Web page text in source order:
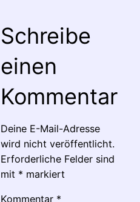
Schreibe
einen
Kommentar
Deine E-Mail-Adresse
wird nicht veröffentlicht.
Erforderliche Felder sind
mit * markiert
Kommentar *